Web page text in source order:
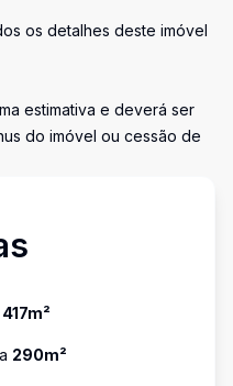
os detalhes deste imóvel
estimativa e deverá ser
do imóvel ou cessão de
417m²
290m²